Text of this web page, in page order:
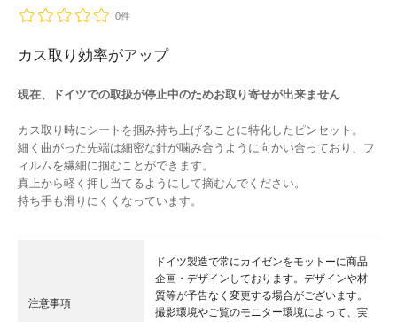
0件
カス取り効率がアップ
現在、ドイツでの取扱が停止中のためお取り寄せが出来ません
カス取り時にシートを掴み持ち上げることに特化したピンセット。
細く曲がった先端は細密な針が噛み合うように向かい合っており、フ
ィルムを繊細に掴むことができます。
真上から軽く押し当てるようにして摘むんでください。
持ち手も滑りにくくなっています。
注意事項
ドイツ製造で常にカイゼンをモットーに商品
企画・デザインしております。デザインや材
質等が予告なく変更する場合がございます。
撮影環境やご覧のモニター環境によって、実